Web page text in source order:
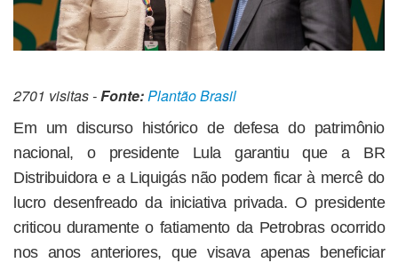
2701 visitas -Fonte:Plantão Brasil
Em um discurso histórico de defesa do patrimônio
nacional, o presidente Lula garantiu que a BR
Distribuidora e a Liquigás não podem ficar à mercê do
lucro desenfreado da iniciativa privada. O presidente
criticou duramente o fatiamento da Petrobras ocorrido
nos anos anteriores, que visava apenas beneficiar